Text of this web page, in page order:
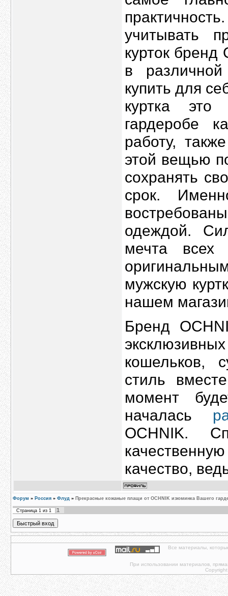
учитывать
курток
в
купить для
куртка
гардеробе
работу,
этой вещью
сохранять
срок.
одеждой.
мечта всех
мужскую
нашем
Бренд
кошельков,
стиль
момент
началась
OCHNIK.
качество,
Форум » Россия » Флуд » Прекрасные кожаные плащи от OCHNIK изюминка Вашего
Страница 1 из 1 1
Все материалы,
При использовании материалов,